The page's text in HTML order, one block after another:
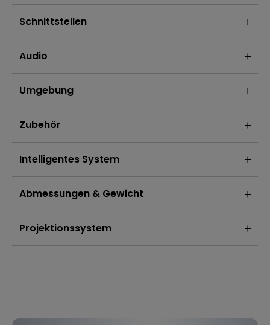
Schnittstellen
Audio
Umgebung
Zubehör
Intelligentes System
Abmessungen & Gewicht
Projektionssystem